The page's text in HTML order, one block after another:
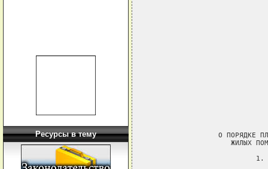
Ресурсы в тему
О ПОРЯДКЕ
ЖИЛЫХ
1.